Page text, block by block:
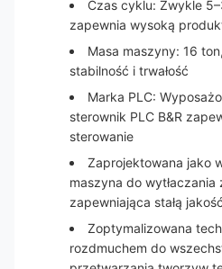
Czas cyklu: Zwykle
zapewnia wysoką
Masa maszyny: 16
stabilność i trwałość
Marka PLC:
sterownik PLC B&R
sterowanie
Zaprojektowana jako
maszyna do wytłaczania
zapewniająca stałą jakość
Zoptymalizowana
rozdmuchem do